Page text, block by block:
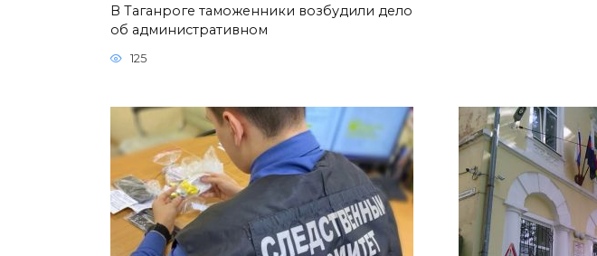
В Таганроге таможенники возбудили дело
об административном
125